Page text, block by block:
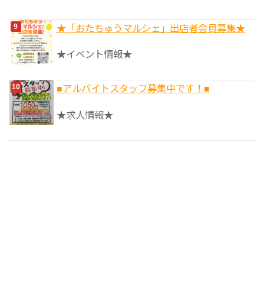
★「おたちゅうマルシェ」出店者会員募集★
★イベント情報★
■アルバイトスタッフ募集中です！■
★求人情報★